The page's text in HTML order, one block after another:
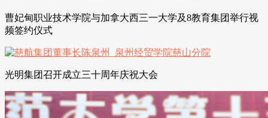
曹妃甸职业技术学院与加拿大西三一大学及8教育集团举行视
频签约仪式
光明集团召开成立三十周年庆祝大会